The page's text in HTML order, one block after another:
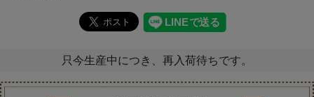
只今生産中につき、再入荷待ちです。